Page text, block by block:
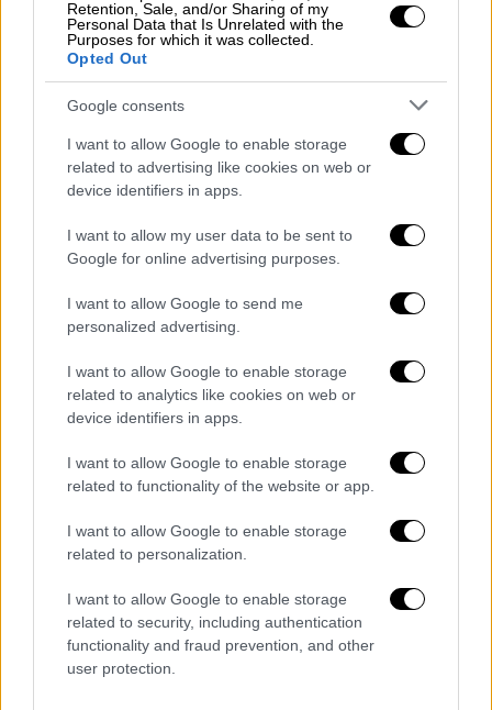
Retention, Sale, and/or Sharing of my
Personal Data that Is Unrelated with the
Purposes for which it was collected.
Opted Out
Google consents
I want to allow Google to enable storage
related to advertising like cookies on web or
device identifiers in apps.
I want to allow my user data to be sent to
Google for online advertising purposes.
I want to allow Google to send me
personalized advertising.
I want to allow Google to enable storage
related to analytics like cookies on web or
device identifiers in apps.
I want to allow Google to enable storage
related to functionality of the website or app.
I want to allow Google to enable storage
related to personalization.
I want to allow Google to enable storage
related to security, including authentication
functionality and fraud prevention, and other
user protection.
View this post on Instagram
Οι χάκερς παρέλυσαν το σύστημα
παραγγελιών και διανομής
Οι χάκερς παρέλυσαν το σύστημα
παραγγελιών και διανομής, αναγκάζοντας
την εταιρεία να αναβάλει επ’ αόριστον την
κυκλοφορία δώδεκα νέων προϊόντων -από
αναψυκτικά μέχρι μπάρες πρωτεΐνης.